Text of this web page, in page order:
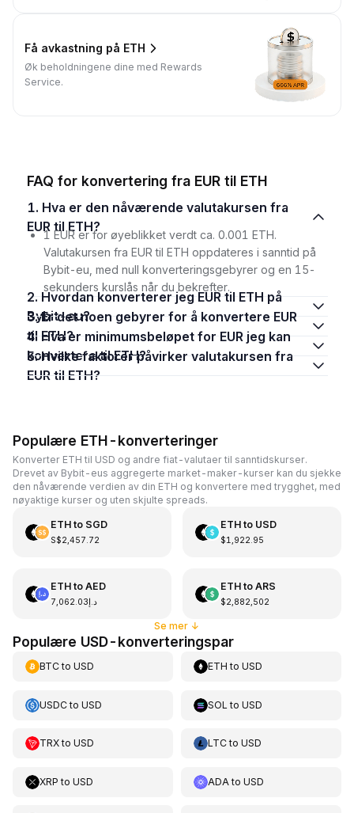
Få avkastning på ETH
Øk beholdningene dine med Rewards
Service.
FAQ for konvertering fra EUR til ETH
1. Hva er den nåværende valutakursen fra
EUR til ETH?
1 EUR er for øyeblikket verdt ca. 0.001 ETH.
Valutakursen fra EUR til ETH oppdateres i sanntid på
Bybit-eu, med null konverteringsgebyrer og en 15-
sekunders kurslås når du bekrefter.
2. Hvordan konverterer jeg EUR til ETH på
Bybit-eu?
3. Er det noen gebyrer for å konvertere EUR
til ETH?
4. Hva er minimumsbeløpet for EUR jeg kan
konvertere til ETH?
5. Hvilke faktorer påvirker valutakursen fra
EUR til ETH?
Populære ETH-konverteringer
Konverter ETH til USD og andre fiat-valutaer til sanntidskurser.
Drevet av Bybit-eus aggregerte market-maker-kurser kan du sjekke
den nåværende verdien av din ETH og konvertere med trygghet, med
nøyaktige kurser og uten skjulte spreads.
ETHto SGD
S$2,457.72
ETHto USD
$1,922.95
ETHto AED
د.إ7,062.03
ETHto ARS
$2,882,502
Se mer ↓
Populære USD-konverteringspar
BTCto USD ETH toUSD
USDCto USD SOL toUSD
TRXto USD LTCtoUSD
XRP to USD ADA toUSD